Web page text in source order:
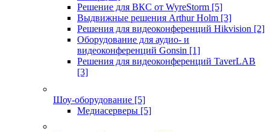
Решение для ВКС от WyreStorm [5]
Выдвижные решения Arthur Holm [3]
Решения для видеоконференций Hikvision [2]
Оборудование для аудио- и
видеоконференций Gonsin [1]
Решения для видеоконференций TaverLAB
[3]
Шоу-оборудование [5]
Медиасерверы [5]